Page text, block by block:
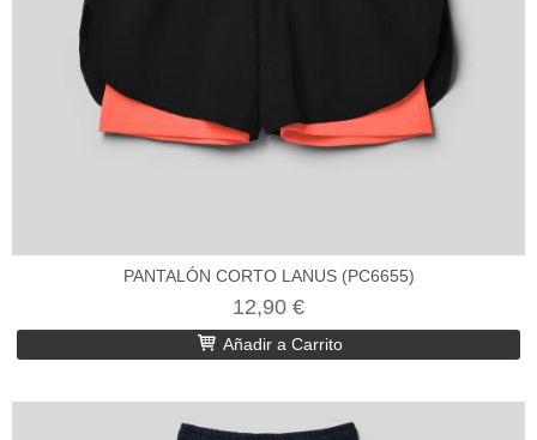
PANTALÓN CORTO LANUS (PC6655)
12,90 €
Añadir a Carrito